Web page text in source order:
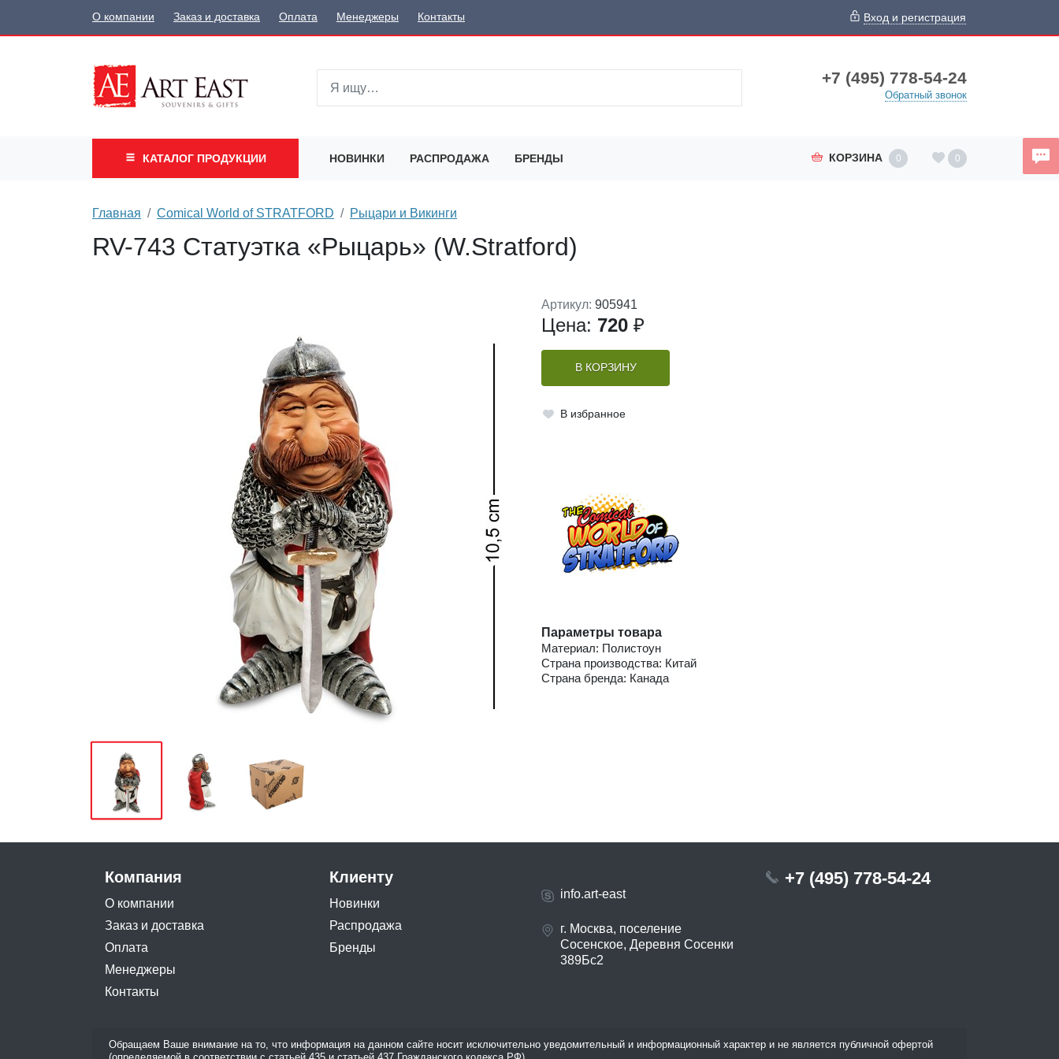
О компании Заказ и доставка Оплата Менеджеры Контакты Вход и регистрация
+7 (495) 778-54-24
Обратный звонок
КАТАЛОГ ПРОДУКЦИИ НОВИНКИ РАСПРОДАЖА БРЕНДЫ КОРЗИНА 0 0
Главная Comical World of STRATFORD Рыцари и Викинги
RV-743 Статуэтка «Рыцарь» (W.Stratford)
Артикул: 905941
Цена: 720 ₽
В КОРЗИНУ
В избранное
Параметры товара
Материал: Полистоун
Страна производства: Китай
Страна бренда: Канада
Компания
О компании
Заказ и доставка
Оплата
Менеджеры
Контакты
Клиенту
Новинки
Распродажа
Бренды
info.art-east
г. Москва, поселение
Сосенское, Деревня Сосенки
389Бс2
+7 (495) 778-54-24
Обращаем Ваше внимание на то, что информация на данном сайте носит исключительно уведомительный и информационный характер и не является публичной офертой